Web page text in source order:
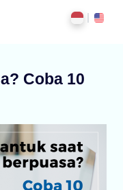
Coba 10